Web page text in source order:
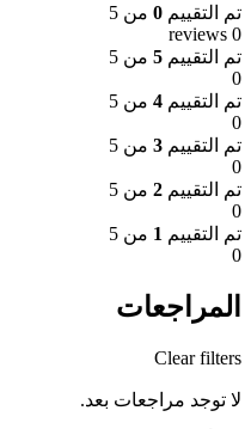
تم التقييم 0 من 5
0 reviews
تم التقييم 5 من 5
0
تم التقييم 4 من 5
0
تم التقييم 3 من 5
0
تم التقييم 2 من 5
0
تم التقييم 1 من 5
0
المراجعات
Clear filters
لا توجد مراجعات بعد.